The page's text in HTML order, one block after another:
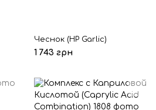
Чеснок (HP Garlic)
1 743 грн